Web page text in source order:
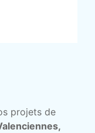
projets de